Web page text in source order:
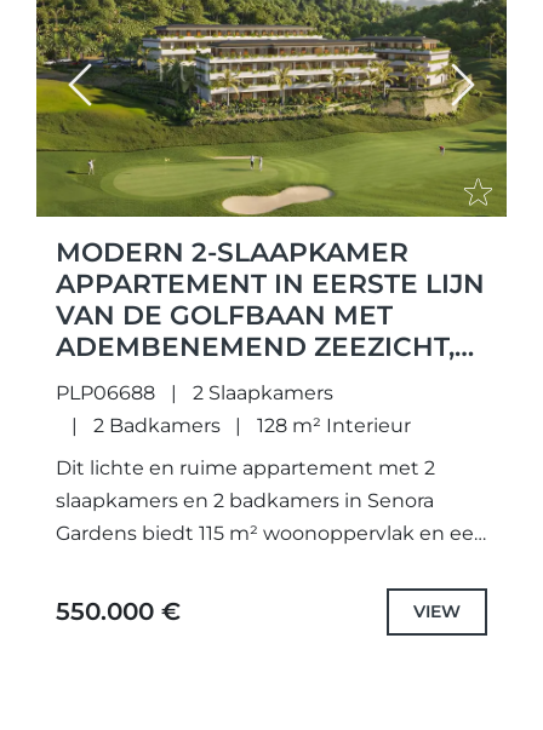
Previous Next
MODERN 2-SLAAPKAMER
APPARTEMENT IN EERSTE LIJN
VAN DE GOLFBAAN MET
ADEMBENEMEND ZEEZICHT,
GELEGEN IN CALANOVA GOLF
PLP06688
2 Slaapkamers
2 Badkamers
128 m² Interieur
Dit lichte en ruime appartement met 2
slaapkamers en 2 badkamers in Senora
Gardens biedt 115 m² woonoppervlak en een
comfort en comfortabel...
550.000 € VIEW